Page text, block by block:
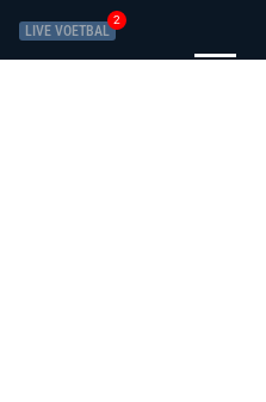
LIVE VOETBAL
2